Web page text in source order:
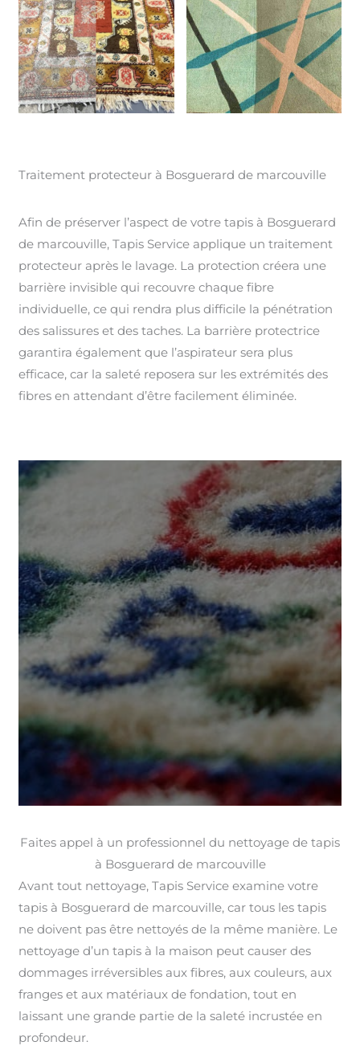
Traitement protecteur à Bosguerard de marcouville
Afin de préserver l’aspect de votre tapis à Bosguerard
de marcouville, Tapis Service applique un traitement
protecteur après le lavage. La protection créera une
barrière invisible qui recouvre chaque fibre
individuelle, ce qui rendra plus difficile la pénétration
des salissures et des taches. La barrière protectrice
garantira également que l’aspirateur sera plus
efficace, car la saleté reposera sur les extrémités des
fibres en attendant d’être facilement éliminée.
Faites appel à un professionnel du nettoyage de tapis
à Bosguerard de marcouville
Avant tout nettoyage, Tapis Service examine votre
tapis à Bosguerard de marcouville, car tous les tapis
ne doivent pas être nettoyés de la même manière. Le
nettoyage d’un tapis à la maison peut causer des
dommages irréversibles aux fibres, aux couleurs, aux
franges et aux matériaux de fondation, tout en
laissant une grande partie de la saleté incrustée en
profondeur.